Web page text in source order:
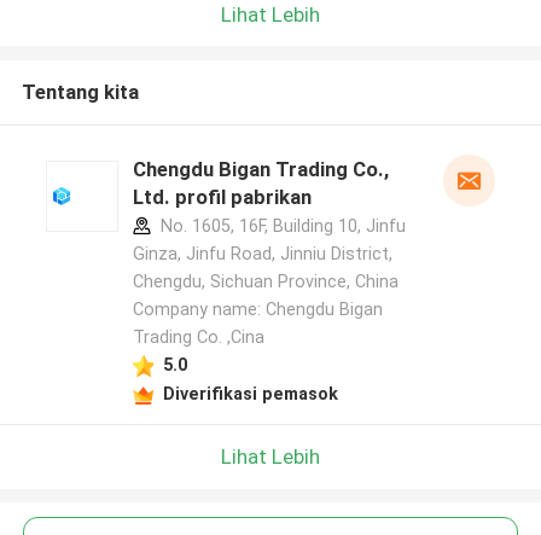
Lihat Lebih
Tentang kita
Chengdu Bigan Trading Co.,
Ltd. profil pabrikan
No. 1605, 16F, Building 10, Jinfu
Ginza, Jinfu Road, Jinniu District,
Chengdu, Sichuan Province, China
Company name: Chengdu Bigan
Trading Co. ,Cina
5.0
Diverifikasi pemasok
Lihat Lebih